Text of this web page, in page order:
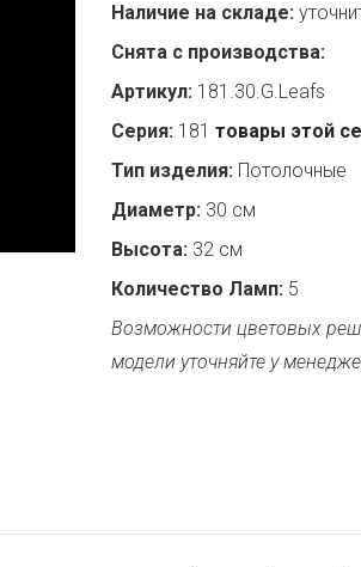
Наличие на складе:
Снята с производства:
Артикул: 181.30.G.Leafs
Серия: 181 товары этой
Тип изделия: Потолочные
Диаметр: 30 см
Высота: 32 см
Количество Ламп: 5
Возможности цветовых
модели уточняйте у